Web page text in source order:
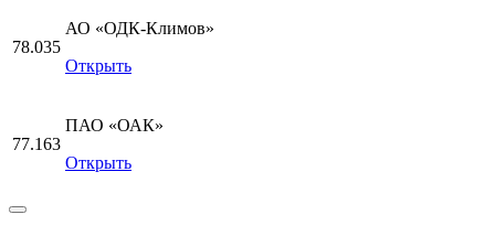
78.035
АО «ОДК-Климов»
Открыть
77.163
ПАО «ОАК»
Открыть